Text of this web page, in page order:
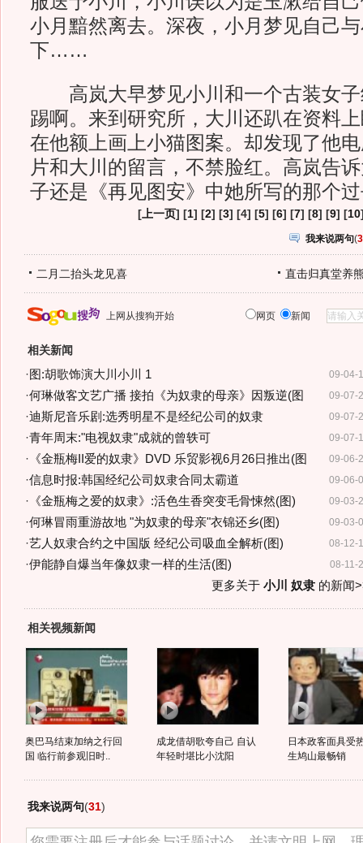
小月黯然离去。深夜，小月梦见自己
下……
高岚大早梦见小川和一个古装女子
踢啊。来到研究所，大川还趴在资料
在他额上画上小猫图案。却发现了他
片和大川的留言，不禁脸红。高岚告
子还是《再见图安》中她所写的那个过
[ 上一页] [1] [2] [3] [4] [5] [6] [7] [8] [9] [10
我来说两句(
二月二抬头龙见喜 直击归真堂养
上网从搜狗开始 网页 新闻
相关新闻
09-04-
· 图:胡歌饰演大川小川 1
09-07-
·何琳做客文艺广播 接拍《为奴隶的母亲》因叛逆(图
09-07-
·迪斯尼音乐剧:选秀明星不是经纪公司的奴隶
09-07-
·青年周末:"电视奴隶"成就的曾轶可
09-06-
· 《金瓶梅II爱的奴隶》DVD 乐贸影视6月26日推出(图
09-06-
·信息时报:韩国经纪公司奴隶合同太霸道
09-03-
· 《金瓶梅之爱的奴隶》:活色生香突变毛骨悚然(图)
09-03-
·何琳冒雨重游故地 "为奴隶的母亲"衣锦还乡(图)
08-12-
·艺人奴隶合约之中国版 经纪公司吸血全解析(图)
08-11-
·伊能静自爆当年像奴隶一样的生活(图)
更多关于 小川 奴隶的新闻
相关视频新闻
奥巴马结束加纳之行回
国 临行前参观旧时..
成龙借胡歌夸自己 自认
年轻时堪比小沈阳
日本政客面具受
生鸠山最畅销
我来说两句(31)